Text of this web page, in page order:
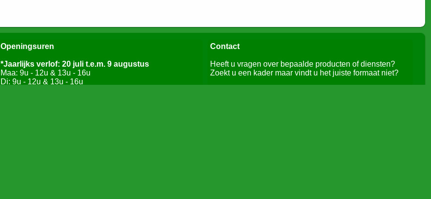
Openingsuren
*Jaarlijks verlof: 20 juli t.e.m. 9 augustus
Maa: 9u - 12u & 13u - 16u
Di: 9u - 12u & 13u - 16u
Contact
Heeft u vragen over bepaalde producten of diensten?
Zoekt u een kader maar vindt u het juiste formaat niet?